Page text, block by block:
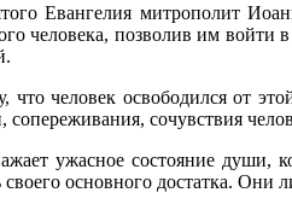
Евангелия митрополит
человека, позволив им
что человек освободился от
сочувствия
ужасное состояние души,
основного достатка. Они